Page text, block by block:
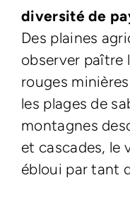
diversité de
Des plaines
observer paître
rouges
les plages de
montagnes
et cascades, le
ébloui par tant